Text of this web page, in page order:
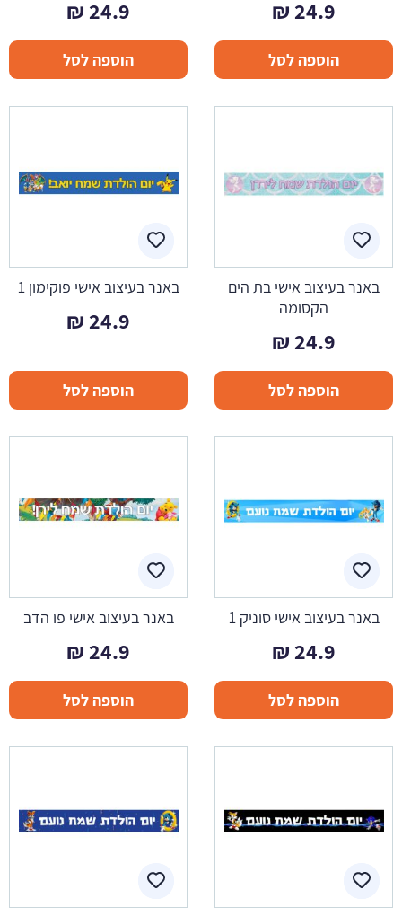
24.9
₪
הוספה לסל
24.9
₪
הוספה לסל
באנר בעיצוב אישי בת הים
הקסומה
24.9
₪
הוספה לסל
באנר בעיצוב אישי פוקימון 1
24.9
₪
הוספה לסל
באנר בעיצוב אישי סוניק 1
24.9
₪
הוספה לסל
באנר בעיצוב אישי פו הדב
24.9
₪
הוספה לסל